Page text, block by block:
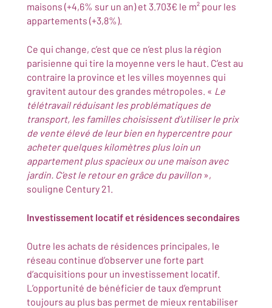
maisons (+4,6% sur un an) et 3.703€ le m² pour les
appartements (+3,8%).
Ce qui change, c’est que ce n’est plus la région
parisienne qui tire la moyenne vers le haut. C’est au
contraire la province et les villes moyennes qui
gravitent autour des grandes métropoles. « Le
télétravail réduisant les problématiques de
transport, les familles choisissent d’utiliser le prix
de vente élevé de leur bien en hypercentre pour
acheter quelques kilomètres plus loin un
appartement plus spacieux ou une maison avec
jardin. C’est le retour en grâce du pavillon »,
souligne Century 21.
Investissement locatif et résidences secondaires
Outre les achats de résidences principales, le
réseau continue d’observer une forte part
d’acquisitions pour un investissement locatif.
L’opportunité de bénéficier de taux d’emprunt
toujours au plus bas permet de mieux rentabiliser